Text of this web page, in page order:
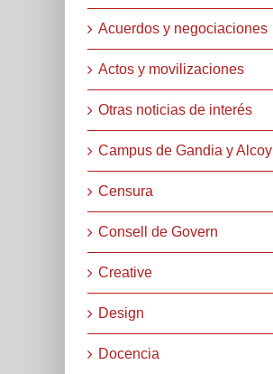
Acuerdos y negociaciones
Actos y movilizaciones
Otras noticias de interés
Campus de Gandia y Alcoy
Censura
Consell de Govern
Creative
Design
Docencia